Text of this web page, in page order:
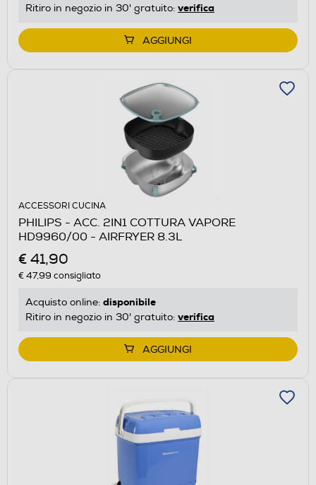
Ritiro in negozio in 30' gratuito: verifica
AGGIUNGI
ACCESSORI CUCINA
PHILIPS - ACC. 2IN1 COTTURA VAPORE
HD9960/00 - AIRFRYER 8.3L
€ 41,90
€ 47,99 consigliato
Acquisto online: disponibile
Ritiro in negozio in 30' gratuito: verifica
AGGIUNGI